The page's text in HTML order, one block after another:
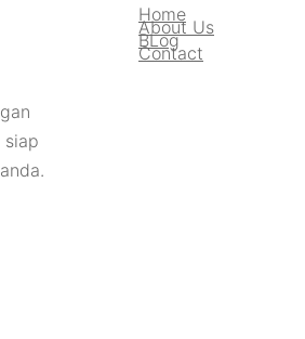
siap
Home
About Us
BLog
Contact